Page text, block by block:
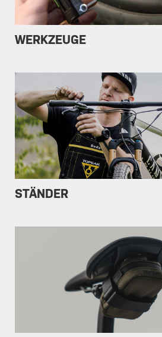
WERKZEUGE
STÄNDER